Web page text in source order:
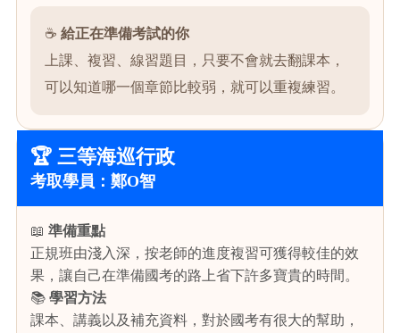
☕ 給正在準備考試的你
上課、複習、線習題目，只要不會就去翻課本，
可以知道哪一個章節比較弱，就可以重複練習。
🏆 三等海巡行政
考取學員：鄭O智
📖 準備重點
正規班由淺入深，按老師的進度複習可獲得較佳的效
果，讓自己在準備國考的路上省下許多寶貴的時間。
📚 學習方法
課本、講義以及補充資料，對於國考有很大的幫助，